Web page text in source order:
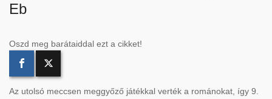
Eb
Oszd meg barátaiddal ezt a cikket!
Az utolsó meccsen meggyőző játékkal verték a románokat, így 9.